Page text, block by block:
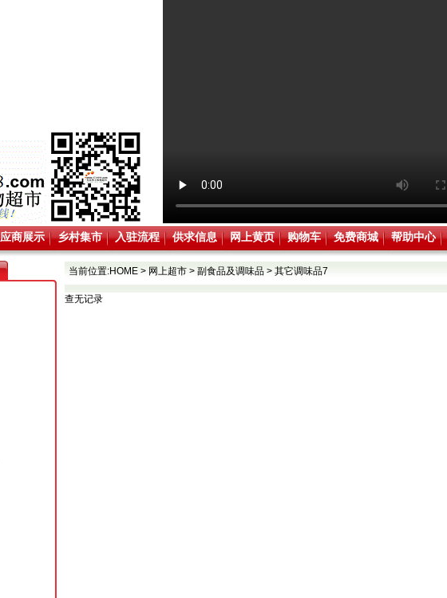
商展示 乡村集市 入驻流程 供求信息 网上黄页 购物车 免费商城 帮助中心
当前位置:HOME> 网上超市> 副食品及调味品> 其它调味品7
查无记录